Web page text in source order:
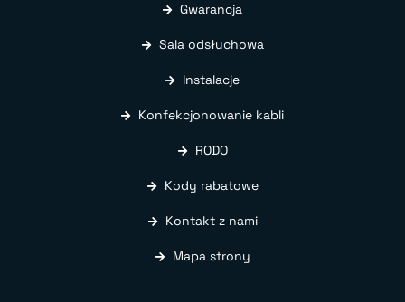
Gwarancja
Sala odsłuchowa
Instalacje
Konfekcjonowanie kabli
RODO
Kody rabatowe
Kontakt z nami
Mapa strony